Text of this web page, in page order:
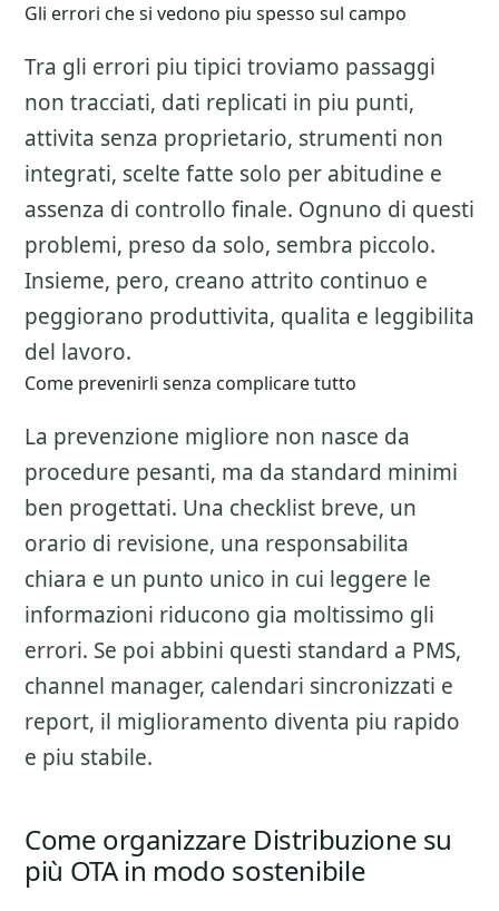
Gli errori che si vedono piu spesso sul campo
Tra gli errori piu tipici troviamo passaggi
non tracciati, dati replicati in piu punti,
attivita senza proprietario, strumenti non
integrati, scelte fatte solo per abitudine e
assenza di controllo finale. Ognuno di questi
problemi, preso da solo, sembra piccolo.
Insieme, pero, creano attrito continuo e
peggiorano produttivita, qualita e leggibilita
del lavoro.
Come prevenirli senza complicare tutto
La prevenzione migliore non nasce da
procedure pesanti, ma da standard minimi
ben progettati. Una checklist breve, un
orario di revisione, una responsabilita
chiara e un punto unico in cui leggere le
informazioni riducono gia moltissimo gli
errori. Se poi abbini questi standard a PMS,
channel manager, calendari sincronizzati e
report, il miglioramento diventa piu rapido
e piu stabile.
Come organizzare Distribuzione su
più OTA in modo sostenibile